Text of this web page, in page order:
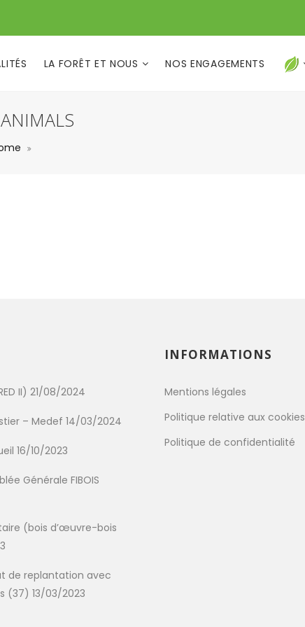
LA FORÊT ET NOUS NOS ENGAGEMENTS
II) 21/08/2024
– Medef 14/03/2024
16/10/2023
Générale FIBOIS
(bois d’œuvre-bois
de replantation avec
(37) 13/03/2023
INFORMATIONS
Mentions légales
Politique relative aux cookies
Politique de confidentialité